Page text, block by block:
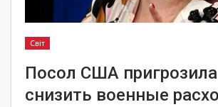
Світ
Посол США
снизить военные